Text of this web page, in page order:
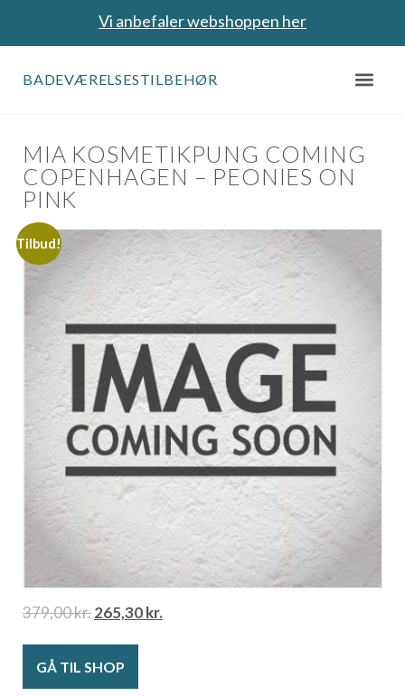
Vi anbefaler webshoppen her
BADEVÆRELSESTILBEHØR
MIA KOSMETIKPUNG COMING
COPENHAGEN – PEONIES ON
PINK
Tilbud!
379,00kr.265,30kr.
GÅ TIL SHOP